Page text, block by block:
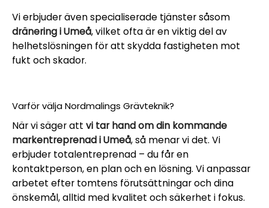
Vi erbjuder även specialiserade tjänster såsom
dränering i Umeå, vilket ofta är en viktig del av
helhetslösningen för att skydda fastigheten mot
fukt och skador.
Varför välja Nordmalings Grävteknik?
När vi säger attvi tar hand om din kommande
markentreprenad i Umeå, så menar vi det. Vi
erbjuder totalentreprenad – du får en
kontaktperson, en plan och en lösning. Vi anpassar
arbetet efter tomtens förutsättningar och dina
önskemål, alltid med kvalitet och säkerhet i fokus.